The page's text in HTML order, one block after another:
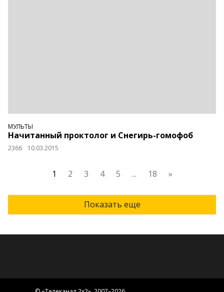
МУЛЬТЫ
Начитанный проктолог и Снегирь-гомофоб
2366 10.03.2015
1 2 3 4 5 ... 18 »
Показать еще